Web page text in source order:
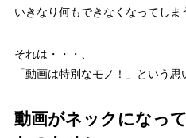
いきなり何もできなくなってしま
それは・・・、
「動画は特別なモノ！」という
動画がネックになっ